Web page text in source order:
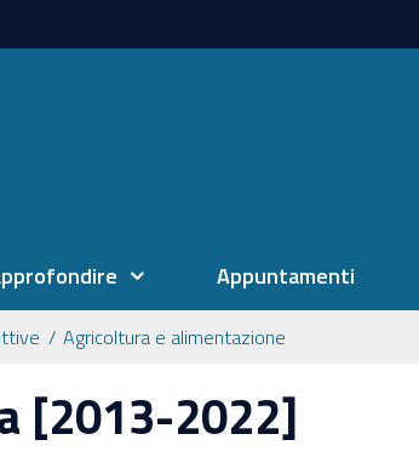
Appuntamenti
Agricoltura e alimentazione
[2013-2022]